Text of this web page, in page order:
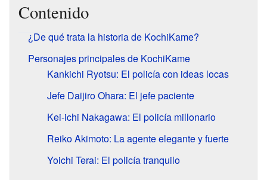
Contenido
¿De qué trata la historia de KochiKame?
Personajes principales de KochiKame
Kankichi Ryotsu: El policía con ideas locas
Jefe Daijiro Ohara: El jefe paciente
Kei-ichi Nakagawa: El policía millonario
Reiko Akimoto: La agente elegante y fuerte
Yoichi Terai: El policía tranquilo